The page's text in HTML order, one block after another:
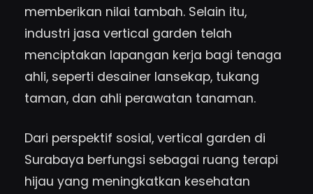
memberikan nilai tambah. Selain itu,
industri jasa vertical garden telah
menciptakan lapangan kerja bagi tenaga
ahli, seperti desainer lansekap, tukang
taman, dan ahli perawatan tanaman.
Dari perspektif sosial, vertical garden di
Surabaya berfungsi sebagai ruang terapi
hijau yang meningkatkan kesehatan